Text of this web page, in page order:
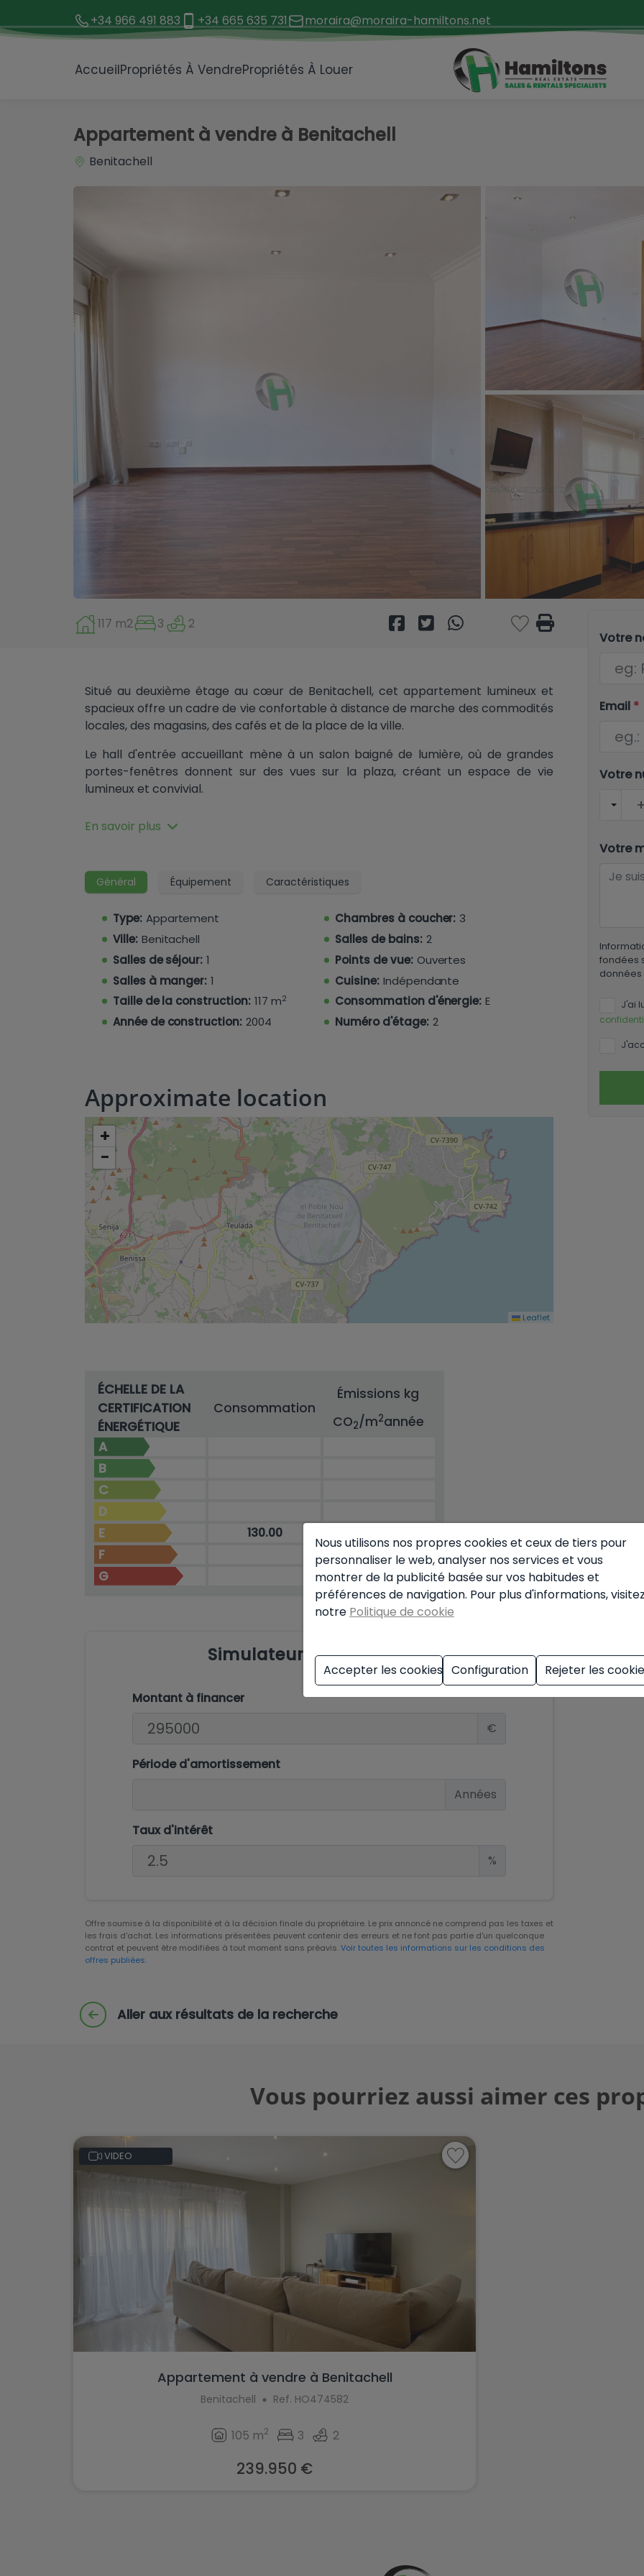
+34 966 491 883 +34 665 635 731 moraira@moraira-hamiltons.net
AccueilPropriétés À VendrePropriétés À Louer
Appartement à vendre à Benitachell
Benitachell
117 m2 3 2
Situé au deuxième étage au cœur de Benitachell, cet appartement lumineux et
spacieux offre un cadre de vie confortable à distance de marche des commodités
locales, des magasins, des cafés et de la place de la ville.
Le hall d'entrée accueillant mène à un salon baigné de lumière, où de grandes
portes-fenêtres donnent sur des vues sur la plaza, créant un espace de vie
lumineux et convivial.
L'appartement dispose également d'une cuisine séparée de taille généreuse,
offrant suffisamment d'espace pour cuisiner et dîner.
propre balcon privé, une salle de douche moderne pour les invités, et la spacieuse
chambre principale, dotée d'un balcon privé et d'une salle de bain attenante.
Parmi les avantages supplémentaires, on trouve une place de parking dans un
garage privé et une cave séparée, offrant un confort supplémentaire précieux.
Ce bel appartement est un excellent choix en tant que résidence permanente,
maison de vacances ou opportunité d'investissement dans un emplacement
central très recherché.
En savoir plus
Général Équipement Caractéristiques
Type: Appartement Chambres à coucher: 3
Ville: Benitachell Salles de bains: 2
Salles de séjour: 1 Points de vue: Ouvertes
Salles à manger: 1 Cuisine: Indépendante
Taille de la construction: 117 m2 Consommation d'énergie: E
Année de construction: 2004 Numéro d'étage: 2
Approximate location
+
−
Leaflet
ÉCHELLE DE LA
CERTIFICATION
ÉNERGÉTIQUE
Consommation
Émissions kg
CO2/m2année
A
B
C
D
E
130.00
F
G
Simulateur d'hypothèque
Montant à financer
€
Période d'amortissement
Années
Taux d'intérêt
%
Offre soumise à la disponibilité et à la décision finale du propriétaire. Le prix annoncé ne comprend pas les taxes et
les frais d'achat. Les informations présentées peuvent contenir des erreurs et ne font pas partie d'un quelconque
contrat et peuvent être modifiées à tout moment sans préavis.Voir toutes les informations sur les conditions des
offres publiées.
Votre
Email *
Votre
Votre
fondées
données
J'ai
Aller aux résultats de la recherche
Vous pourriez aussi aimer ces
VIDEO
Appartement à vendre à Benitachell
Benitachell Ref. HO474582
105 m2 3 2
239.950 €
Nous utilisons nos propres cookies et ceux de tiers pour
personnaliser le web, analyser nos services et vous
montrer de la publicité basée sur vos habitudes et
préférences de navigation. Pour plus d'informations,
notre Politique de cookie
Accepter les cookies Configuration Rejeter les
1 / 18